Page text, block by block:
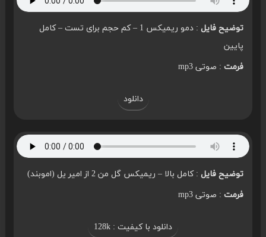
توضیح فایل
: دمو ریمیکس 1 – کم حجم برای تست – کامل
پایین
فرمت: صوتی mp3
دانلود
توضیح فایل: کامل بالا – ریمیکس گل من 2 از امیر یل (اموبند)
فرمت: صوتی mp3
دانلود با کیفیت : 128k